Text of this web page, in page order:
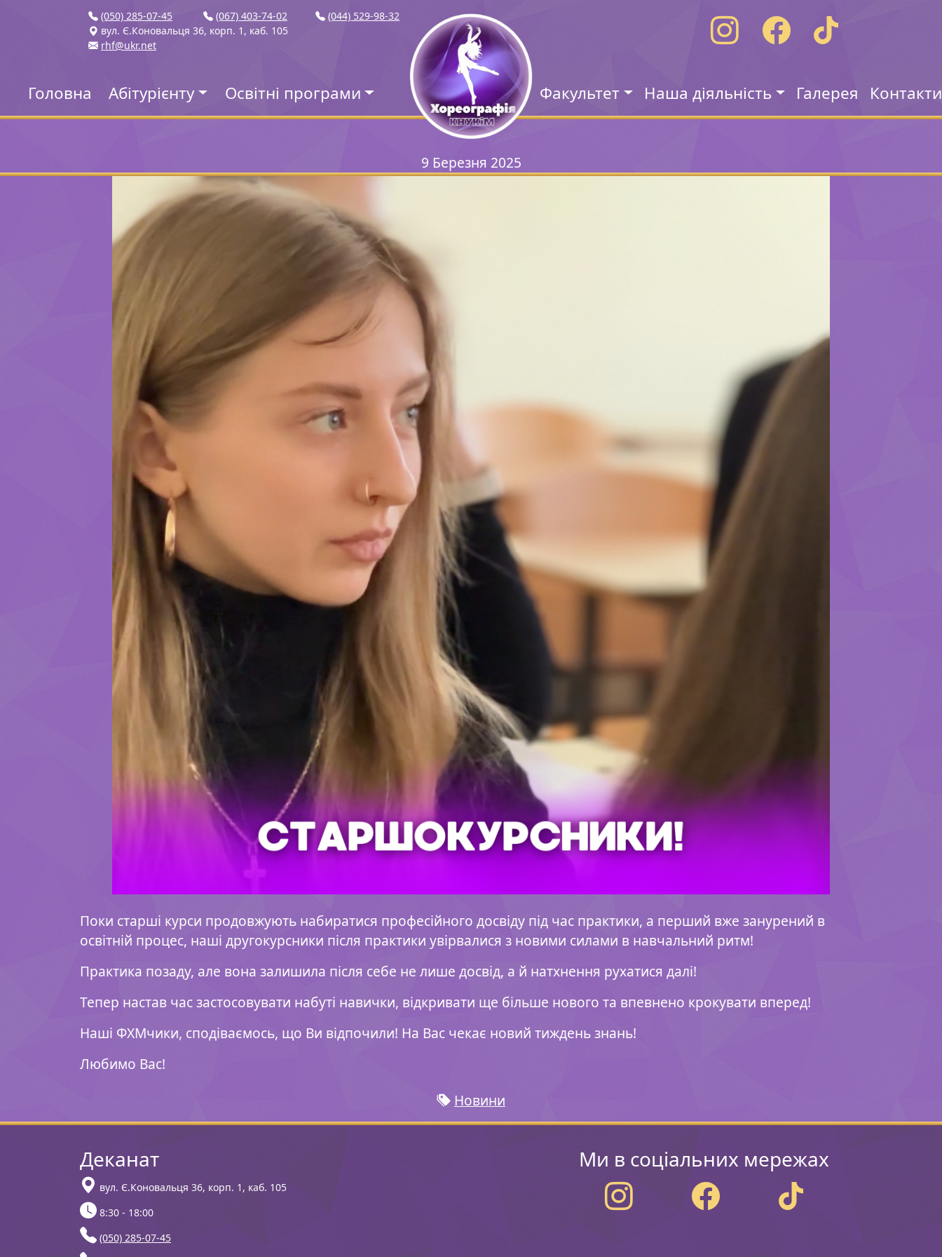
Головна Абітурієнту Освітні програми Факультет Наша діяльність Галерея Контакти
(050) 285-07-45 (067) 403-74-02
(044) 529-98-32
вул. Є.Коновальця 36, корп. 1, каб. 105
rhf@ukr.net
9 Березня 2025
Поки старші курси продовжують набиратися професійного досвіду під час практики, а перший вже занурений в
освітній процес, наші другокурсники після практики увірвалися з новими силами в навчальний ритм!
Практика позаду, але вона залишила після себе не лише досвід, а й натхнення рухатися далі!
Тепер настав час застосовувати набуті навички, відкривати ще більше нового та впевнено крокувати вперед!
Наші ФХМчики, сподіваємось, що Ви відпочили! На Вас чекає новий тиждень знань!
Любимо Вас!
Новини
Деканат
вул. Є.Коновальця 36, корп. 1, каб. 105
8:30 - 18:00
(050) 285-07-45
Ми в соціальних мережах